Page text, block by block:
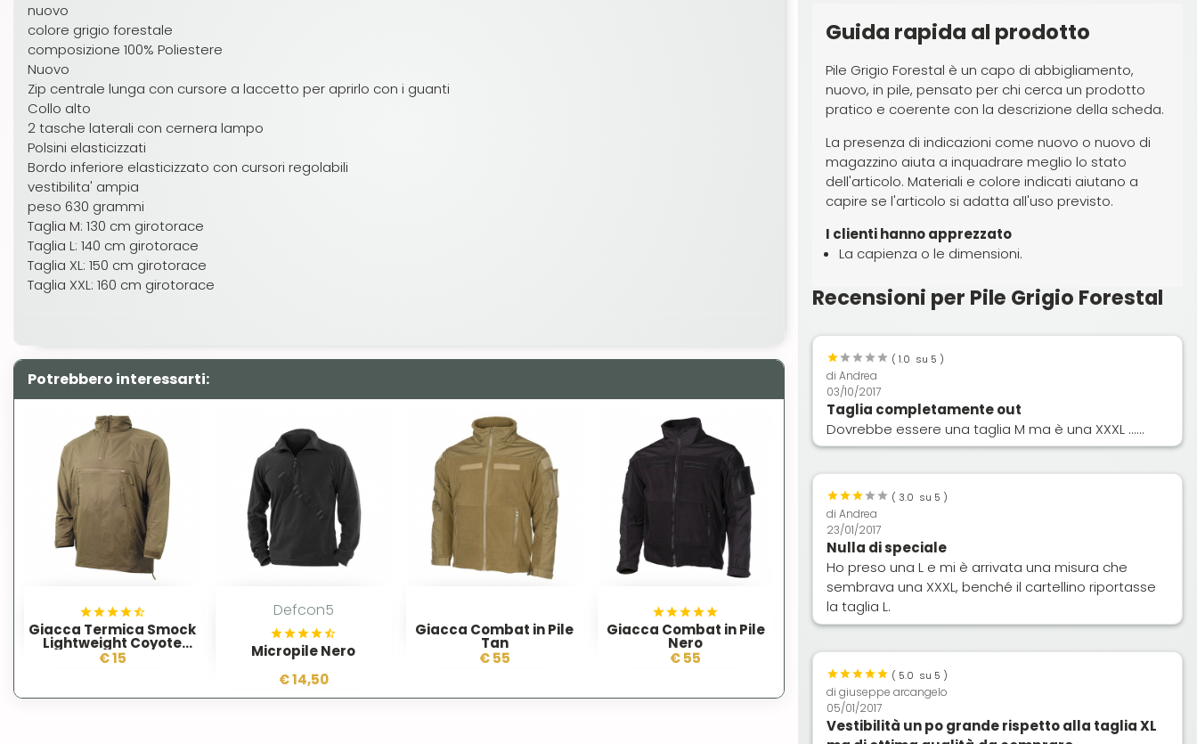
nuovo
colore grigio forestale
composizione 100% Poliestere
Nuovo
Zip centrale lunga con cursore a laccetto per aprirlo con i guanti
Collo alto
2 tasche laterali con cernera lampo
Polsini elasticizzati
Bordo inferiore elasticizzato con cursori regolabili
vestibilita' ampia
peso 630 grammi
Taglia M: 130 cm girotorace
Taglia L: 140 cm girotorace
Taglia XL: 150 cm girotorace
Taglia XXL: 160 cm girotorace
Potrebbero interessarti:
Giacca Termica Smock
Lightweight Coyote
Esercito Inglese
€ 15
Defcon5
Micropile Nero
€ 14,50
Giacca Combat in Pile
Tan
€ 55
Giacca Combat in Pile
Nero
€ 55
Guida rapida al prodotto
Pile Grigio Forestal è un capo di abbigliamento,
nuovo, in pile, pensato per chi cerca un prodotto
pratico e coerente con la descrizione della scheda.
La presenza di indicazioni come nuovo o nuovo di
magazzino aiuta a inquadrare meglio lo stato
dell'articolo. Materiali e colore indicati aiutano a
capire se l'articolo si adatta all'uso previsto.
I clienti hanno apprezzato
La capienza o le dimensioni.
Recensioni per Pile Grigio Forestal
( 1.0 su 5 )
di Andrea
03/10/2017
Taglia completamente out
Dovrebbe essere una taglia M ma è una XXXL ......
( 3.0 su 5 )
di Andrea
23/01/2017
Nulla di speciale
Ho preso una L e mi è arrivata una misura che
sembrava una XXXL, benché il cartellino riportasse
la taglia L.
( 5.0 su 5 )
di giuseppe arcangelo
05/01/2017
Vestibilità un po grande rispetto alla taglia XL